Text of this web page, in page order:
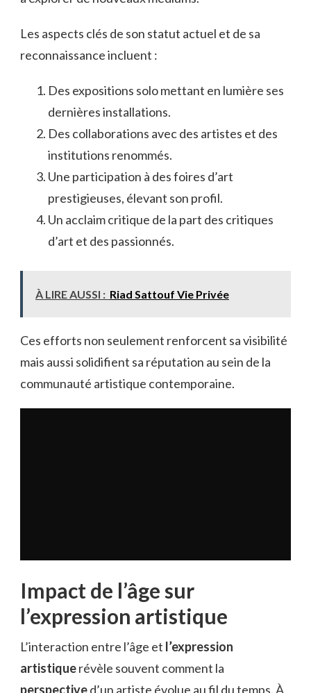
Les aspects clés de son statut actuel et de sa
reconnaissance incluent :
Des expositions solo mettant en lumière ses
dernières installations.
Des collaborations avec des artistes et des
institutions renommés.
Une participation à des foires d’art
prestigieuses, élevant son profil.
Un acclaim critique de la part des critiques
d’art et des passionnés.
À LIRE AUSSI : Riad Sattouf Vie Privée
Ces efforts non seulement renforcent sa visibilité
mais aussi solidifient sa réputation au sein de la
communauté artistique contemporaine.
Impact de l’âge sur
l’expression artistique
L’interaction entre l’âge et l’expression
artistiquerévèle souvent comment la
perspectived’un artiste évolue au fil du temps. À